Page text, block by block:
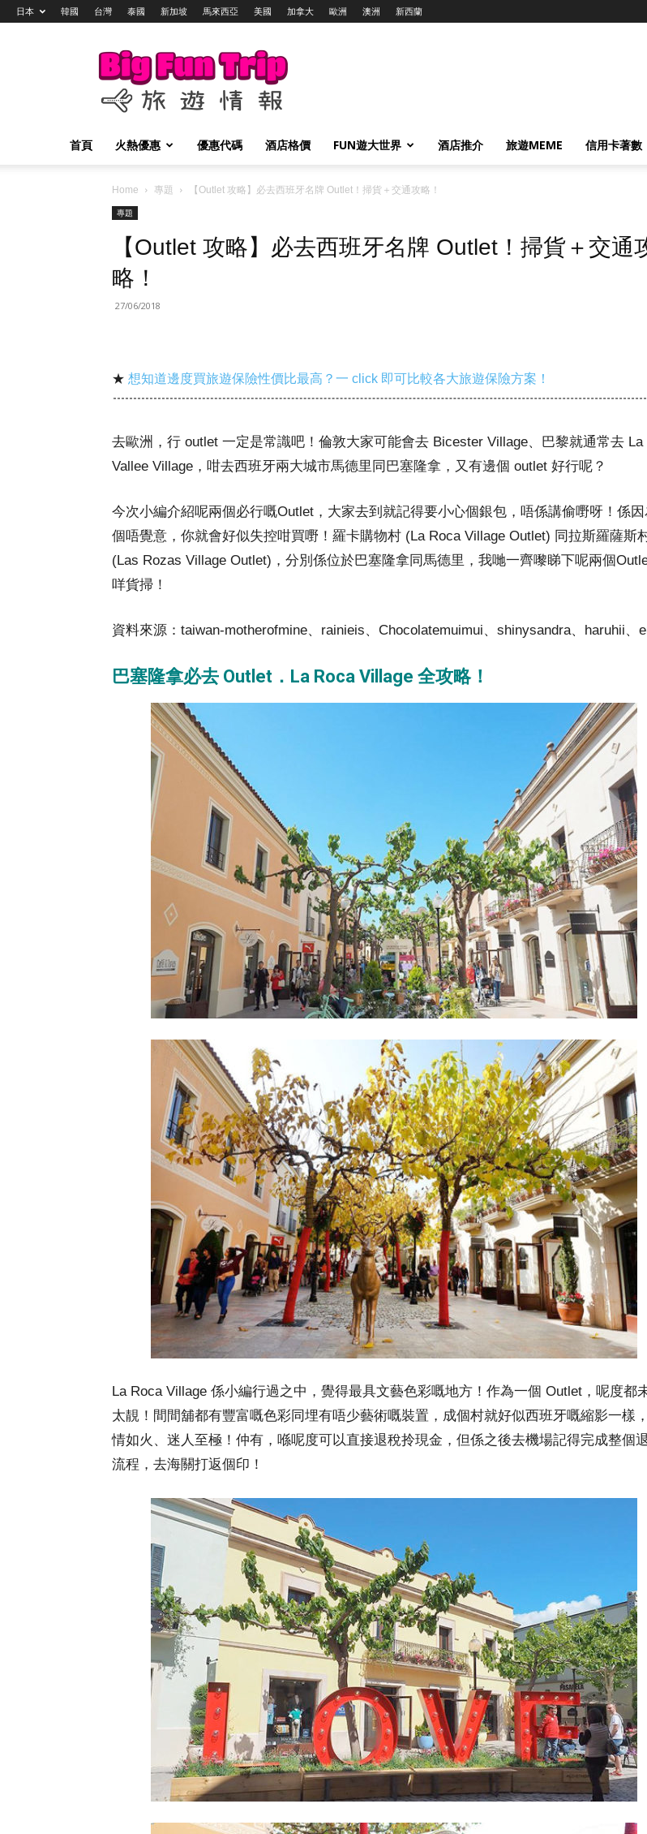
日本 韓國 台灣 泰國 新加坡 馬來西亞 美國 加拿大 歐洲 澳洲 新西蘭
Big
Trip
旅
情
報
首頁 火熱優惠 優惠代碼 酒店格價 FUN遊大世界 酒店推介 旅遊MEME 信用卡著數
Home 專題
【Outlet 攻略】必去西班牙名牌 Outlet！掃貨＋交通攻略！
專題
【Outlet 攻略】必去西班牙名牌 Outlet！掃貨＋交通
略！
27/06/2018
★ 想知道邊度買旅遊保險性價比最高？一 click 即可比較各大旅遊保險方案！
去歐洲，行 outlet 一定是常識吧！倫敦大家可能會去 Bicester Village、巴黎就通常去 La
Vallee Village，咁去西班牙兩大城市馬德里同巴塞隆拿，又有邊個 outlet 好行呢？
今次小編介紹呢兩個必行嘅Outlet，大家去到就記得要小心個銀包，唔係講偷嘢呀！係因
個唔覺意，你就會好似失控咁買嘢！羅卡購物村 (La Roca Village Outlet) 同拉斯羅薩斯
(Las Rozas Village Outlet)，分別係位於巴塞隆拿同馬德里，我哋一齊嚟睇下呢兩個
咩貨掃！
資料來源： taiwan-motherofmine、 rainieis、 Chocolatemuimui、 shinysandra、 haruhii、
巴塞隆拿必去 Outlet．La Roca Village 全攻略！
La Roca Village 係小編行過之中，覺得最具文藝色彩嘅地方！作為一個 Outlet，呢度都
太靚！間間舖都有豐富嘅色彩同埋有唔少藝術嘅裝置，成個村就好似西班牙嘅縮影一樣
情如火、迷人至極！仲有，喺呢度可以直接退稅拎現金，但係之後去機場記得完成整個
流程，去海關打返個印！